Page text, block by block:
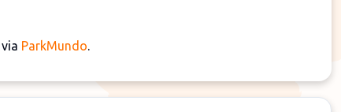
ParkMundo.